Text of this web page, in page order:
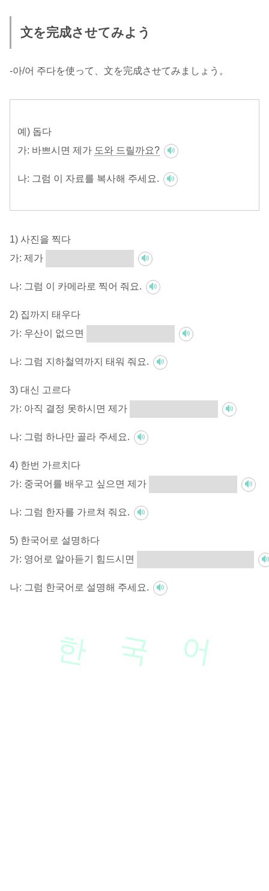
文を完成させてみよう
-아/어 주다を使って、文を完成させてみましょう。
예) 돕다
가: 바쁘시면 제가 도와 드릴까요?
나: 그럼 이 자료를 복사해 주세요.
1) 사진을 찍다
가: 제가
나: 그럼 이 카메라로 찍어 줘요.
2) 집까지 태우다
가: 우산이 없으면
나: 그럼 지하철역까지 태워 줘요.
3) 대신 고르다
가: 아직 결정 못하시면 제가
나: 그럼 하나만 골라 주세요.
4) 한번 가르치다
가: 중국어를 배우고 싶으면 제가
나: 그럼 한자를 가르쳐 줘요.
5) 한국어로 설명하다
가: 영어로 알아듣기 힘드시면
나: 그럼 한국어로 설명해 주세요.
한 국 어